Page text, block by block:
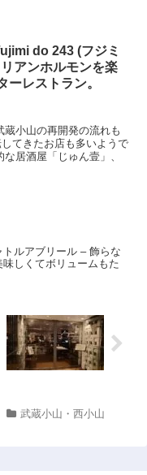
do 243 (フジミ
リアンホルモンを楽
ーレストラン。
小山の再開発の流れも
てきたお店も多いようで
居酒屋「じゅん壹」、
トルアブリール – 飾らな
しくてボリュームもた
武蔵小山・西小山